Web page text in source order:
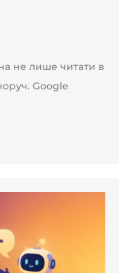
не лише читати в
Google